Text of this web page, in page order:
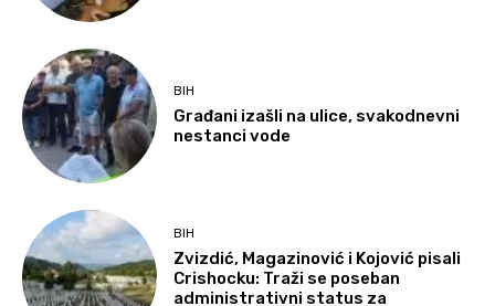
BIH
Građani izašli na ulice, svakodnevni
nestanci vode
BIH
Zvizdić, Magazinović i Kojović pisali
Crishocku: Traži se poseban
administrativni status za